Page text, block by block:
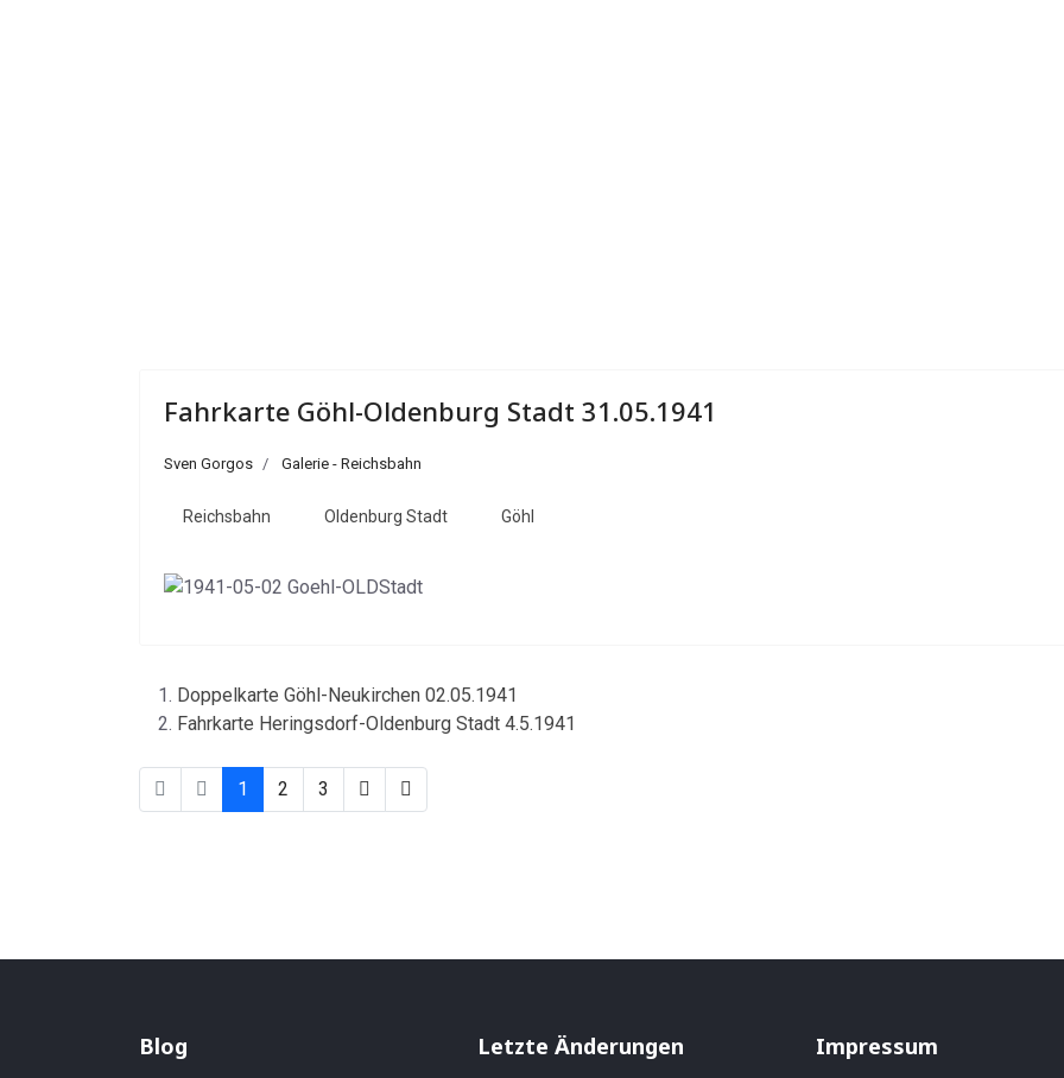
Fahrkarte Göhl-Oldenburg Stadt 31.05.1941
Sven Gorgos Galerie - Reichsbahn
Reichsbahn Oldenburg Stadt Göhl
Doppelkarte Göhl-Neukirchen 02.05.1941
Fahrkarte Heringsdorf-Oldenburg Stadt 4.5.1941
1 2 3
Blog Letzte Änderungen Impressum